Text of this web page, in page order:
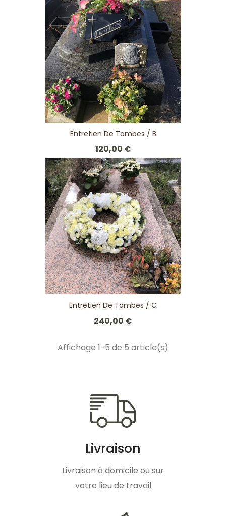
Entretien De Tombes / B
120,00 €
Entretien De Tombes / C
240,00 €
Affichage 1-5 de 5 article(s)
Livraison
Livraison à domicile ou sur
votre lieu de travail